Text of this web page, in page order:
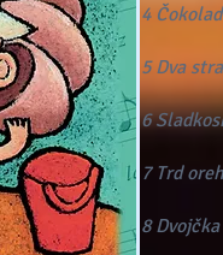
4
5 Dva
6
7 Trd oreh
8 Dvojčka